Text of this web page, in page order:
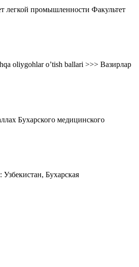
легкой промышленности Факультет
oliygohlar o’tish ballari >>> Вазирлар
Бухарского медицинского
Бухарская